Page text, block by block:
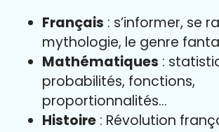
Français : s’informer, se
mythologie, le genre
Mathématiques :
probabilités, fonctions,
proportionnalités…
Histoire : Révolution